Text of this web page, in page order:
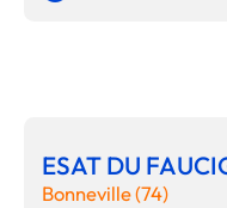
ESAT DU
Bonneville (74)